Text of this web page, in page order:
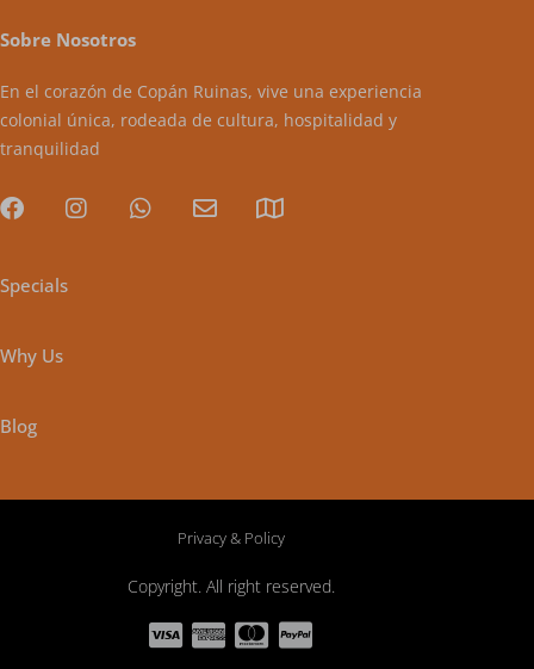
Sobre Nosotros
En el corazón de Copán Ruinas, vive una experiencia
colonial única, rodeada de cultura, hospitalidad y
tranquilidad
Specials
Why Us
Blog
Privacy & Policy
Copyright. All right reserved.